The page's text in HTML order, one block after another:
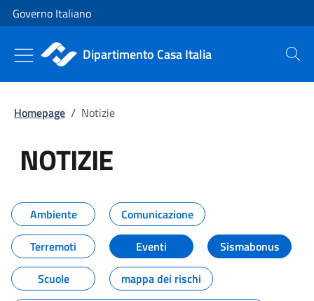
Vai al contenuto
Vai alla navigazione del sito
Governo Italiano
Dipartimento Casa Italia Cerca
Homepage / Notizie
NOTIZIE
Tutti i contenuti della pagina
Ambiente
Comunicazione
Terremoti
Eventi
Sismabonus
Scuole
mappa dei rischi